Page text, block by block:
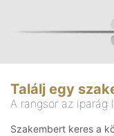
Találj egy
A rangsor az
Szakembert keres a